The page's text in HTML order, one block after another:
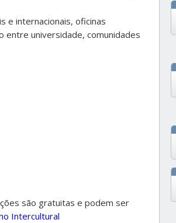
e internacionais, oficinas
entre universidade, comunidades
são gratuitas e podem ser
Intercultural